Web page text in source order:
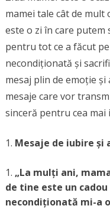
mamei tale cât de mult
este o zi în care
pentru tot ce a făcut
necondiționată și
mesaj plin de emoție și
mesaje care vor
sinceră pentru cea
Mesaje de iubire și
„La mulți ani,
de tine este un
necondiționată mi-a